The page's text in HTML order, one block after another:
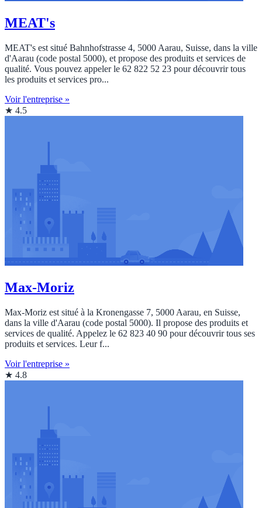
MEAT's
MEAT's est situé Bahnhofstrasse 4, 5000 Aarau, Suisse, dans la ville
d'Aarau (code postal 5000), et propose des produits et services de
qualité. Vous pouvez appeler le 62 822 52 23 pour découvrir tous
les produits et services pro...
Voir l'entreprise »
★ 4.5
Max-Moriz
Max-Moriz est situé à la Kronengasse 7, 5000 Aarau, en Suisse,
dans la ville d'Aarau (code postal 5000). Il propose des produits et
services de qualité. Appelez le 62 823 40 90 pour découvrir tous ses
produits et services. Leur f...
Voir l'entreprise »
★ 4.8